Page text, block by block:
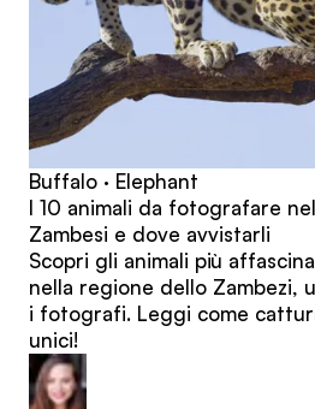
Buffalo · Elephant
I 10 animali da fotografare
Zambesi e dove avvistarli
Scopri gli animali più
nella regione dello Zambezi,
i fotografi. Leggi come
unici!